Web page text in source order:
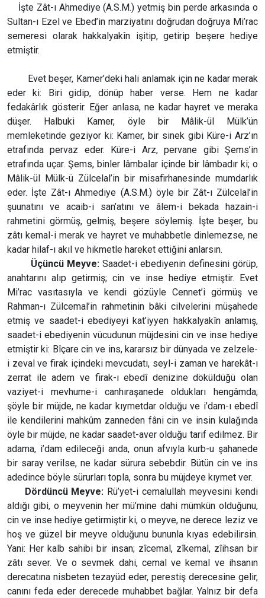
İşte Zât-ı Ahmediye (A.S.M.) yetmiş bin perde arkasında o
Sultan-ı Ezel ve Ebed’in marziyatını doğrudan doğruya Mi’rac
semeresi olarak hakkalyakîn işitip, getirip beşere hediye
etmiştir.
Evet beşer, Kamer’deki hali anlamak için ne kadar merak
eder ki: Biri gidip, dönüp haber verse. Hem ne kadar
fedakârlık gösterir. Eğer anlasa, ne kadar hayret ve meraka
düşer. Halbuki Kamer, öyle bir Mâlik-ül Mülk’ün
memleketinde geziyor ki: Kamer, bir sinek gibi Küre-i Arz’ın
etrafında pervaz eder. Küre-i Arz, pervane gibi Şems’in
etrafında uçar. Şems, binler lâmbalar içinde bir lâmbadır ki; o
Mâlik-ül Mülk-ü Zülcelal’in bir misafirhanesinde mumdarlık
eder. İşte Zât-ı Ahmediye (A.S.M.) öyle bir Zât-ı Zülcelal’in
şuunatını ve acaib-i san’atını ve âlem-i bekada hazain-i
rahmetini görmüş, gelmiş, beşere söylemiş. İşte beşer, bu
zâtı kemal-i merak ve hayret ve muhabbetle dinlemezse, ne
kadar hilaf-ı akıl ve hikmetle hareket ettiğini anlarsın.
Üçüncü Meyve: Saadet-i ebediyenin definesini görüp,
anahtarını alıp getirmiş; cin ve inse hediye etmiştir. Evet
Mi’rac vasıtasıyla ve kendi gözüyle Cennet’i görmüş ve
Rahman-ı Zülcemal’in rahmetinin bâki cilvelerini müşahede
etmiş ve saadet-i ebediyeyi kat’iyyen hakkalyakîn anlamış,
saadet-i ebediyenin vücudunun müjdesini cin ve inse hediye
etmiştir ki: Bîçare cin ve ins, kararsız bir dünyada ve zelzele-
i zeval ve firak içindeki mevcudatı, seyl-i zaman ve harekât-ı
zerrat ile adem ve firak-ı ebedî denizine döküldüğü olan
vaziyet-i mevhume-i canhıraşanede oldukları hengâmda;
şöyle bir müjde, ne kadar kıymetdar olduğu ve i’dam-ı ebedî
ile kendilerini mahkûm zanneden fâni cin ve insin kulağında
öyle bir müjde, ne kadar saadet-aver olduğu tarif edilmez. Bir
adama, i’dam edileceği anda, onun afvıyla kurb-u şahanede
bir saray verilse, ne kadar sürura sebebdir. Bütün cin ve ins
adedince böyle sürurları topla, sonra bu müjdeye kıymet ver.
Dördüncü Meyve: Rü’yet-i cemalullah meyvesini kendi
aldığı gibi, o meyvenin her mü’mine dahi mümkün olduğunu,
cin ve inse hediye getirmiştir ki, o meyve, ne derece leziz ve
hoş ve güzel bir meyve olduğunu bununla kıyas edebilirsin.
Yani: Her kalb sahibi bir insan; zîcemal, zîkemal, zîihsan bir
zâtı sever. Ve o sevmek dahi, cemal ve kemal ve ihsanın
derecatına nisbeten tezayüd eder, perestiş derecesine gelir,
canını feda eder derecede muhabbet bağlar. Yalnız bir defa